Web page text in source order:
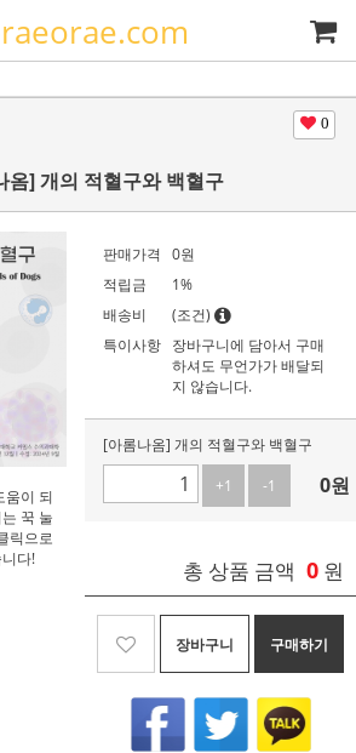
0
옴] 개의 적혈구와 백혈구
움이 되
꾹 눌
릭으로
다!
판매가격 0원
적립금
1%
배송비
(조건)
특이사항 장바구니에 담아서 구매
하셔도 무언가가 배달되
지 않습니다.
[아롬나옴] 개의 적혈구와 백혈구
+1
-1 0원
총 상품 금액 0 원
장바구니 구매하기